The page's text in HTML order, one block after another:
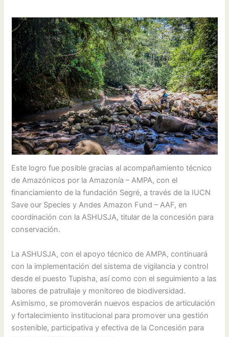
Este logro fue posible gracias al acompañamiento técnico
de Amazónicos por la Amazonía – AMPA, con el
financiamiento de la fundación Segré, a través de la IUCN
Save our Species y Andes Amazon Fund – AAF, en
coordinación con la ASHUSJA, titular de la concesión para
conservación.
La ASHUSJA, con el apoyo técnico de AMPA, continuará
con la implementación del sistema de vigilancia y control
desde el puesto Tupisha, así como con el seguimiento a las
labores de patrullaje y monitoreo de biodiversidad.
Asimismo, se promoverán nuevos espacios de articulación
y fortalecimiento institucional para promover una gestión
sostenible, participativa y efectiva de la Concesión para